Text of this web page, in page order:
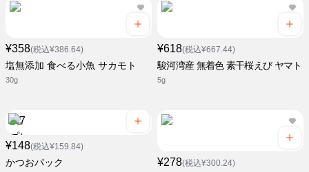
¥358(税込¥386.64)
塩無添加 食べる小魚 サカモト
30g
¥618(税込¥667.44)
駿河湾産 無着色 素干桜えび ヤマト
5g
¥148(税込¥159.84)
かつおパック ¥278(税込¥300.24)